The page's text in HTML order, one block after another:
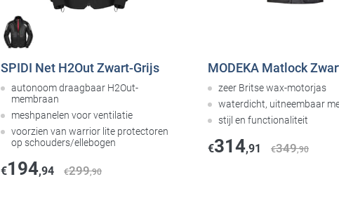
SPIDI Net H2Out Zwart-Grijs
autonoom draagbaar H2Out-
membraan
meshpanelen voor ventilatie
voorzien van warrior lite protectoren
op schouders/ellebogen
€194,94 €299,90
MODEKA Matlock
zeer Britse wax-motorjas
waterdicht, uitneembaar
stijl en functionaliteit
€314,91 €349,90